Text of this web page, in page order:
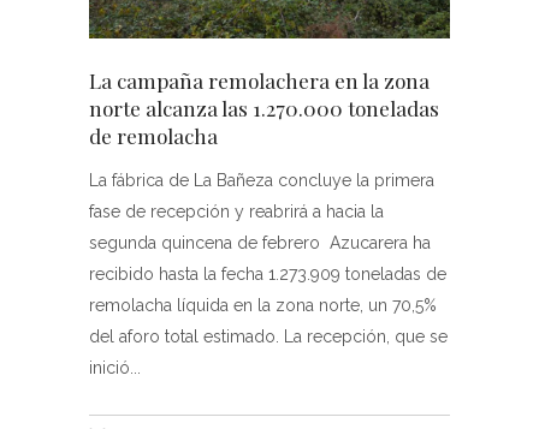
La campaña remolachera en la zona
norte alcanza las 1.270.000 toneladas
de remolacha
La fábrica de La Bañeza concluye la primera
fase de recepción y reabrirá a hacia la
segunda quincena de febrero Azucarera ha
recibido hasta la fecha 1.273.909 toneladas de
remolacha líquida en la zona norte, un 70,5%
del aforo total estimado. La recepción, que se
inició